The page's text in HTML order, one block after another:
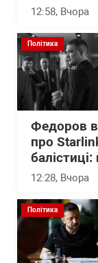
12:58, Вчора
Політика
Федоров
про
12:28, Вчора
Політика